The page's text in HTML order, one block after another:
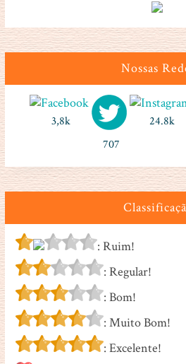
Nossas
3,8k
707
24.8k
: Ruim!
: Regular!
: Bom!
: Muito Bom!
: Excelente!